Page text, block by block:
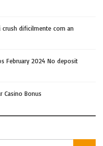
crush dificilmente com an
February 2024 No deposit
Casino Bonus